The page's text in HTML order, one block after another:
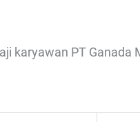
karyawan PT Ganada